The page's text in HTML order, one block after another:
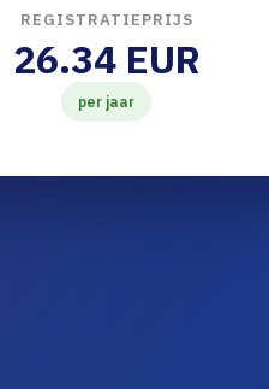
REGISTRATIEPRIJS
26.34 EUR
per jaar